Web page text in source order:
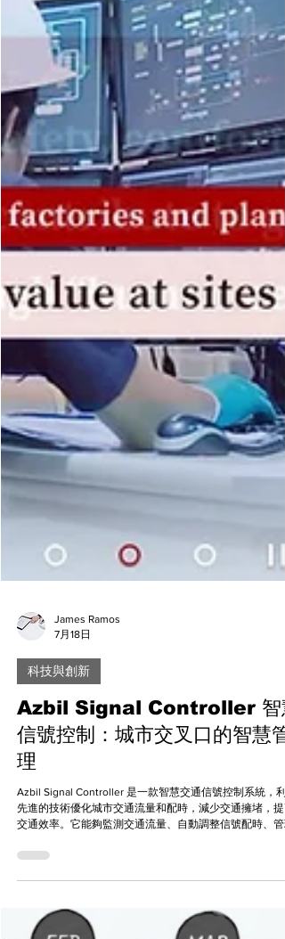
James Ramos
科技與創新
Azbil Signal Controller 智
信號控制：城市交叉口的智慧管
理
Azbil Signal Controller 是一款智慧交通信號控制系統，利
交通效率。它能夠監測交通流量、自動調整信號配時、管
更明智的決策。